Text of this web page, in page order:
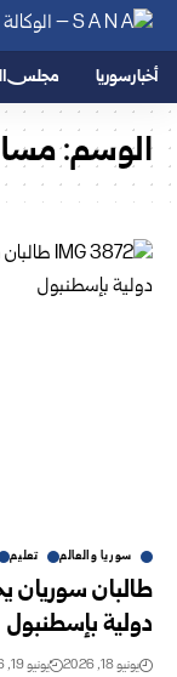
أخبار سوريا مجلس
الوسم:
سوريا والعالم تعليم
طالبان سوريان
دولية بإسطنبول
يونيو 18, 2026 يونيو 19, 2026